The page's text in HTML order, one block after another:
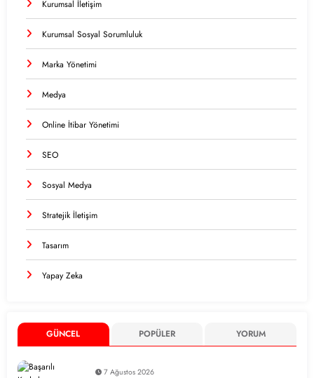
Kurumsal İletişim
Kurumsal Sosyal Sorumluluk
Marka Yönetimi
Medya
Online İtibar Yönetimi
SEO
Sosyal Medya
Stratejik İletişim
Tasarım
Yapay Zeka
GÜNCEL POPÜLER YORUM
7 Ağustos 2026